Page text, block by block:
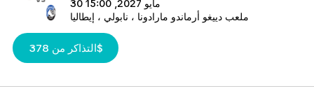
30 مايو 2027, 15:00
ملعب دييغو أرماندو مارادونا ، نابولي ، إيطاليا
التذاكر من 378$